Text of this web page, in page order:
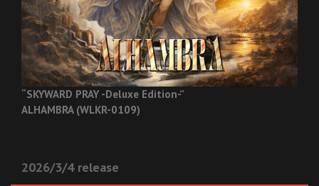
“SKYWARD PRAY -Deluxe Edition-”
ALHAMBRA (WLKR-0109)
2026/3/4 release